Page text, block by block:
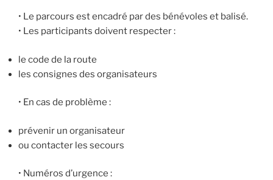
• Le parcours est encadré par des bénévoles et balisé.
• Les participants doivent respecter :
le code de la route
les consignes des organisateurs
• En cas de problème :
prévenir un organisateur
ou contacter les secours
• Numéros d’urgence :